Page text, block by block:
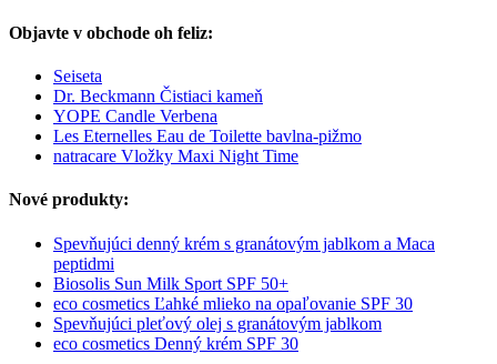
Objavte v obchode oh feliz:
Seiseta
Dr. Beckmann Čistiaci kameň
YOPE Candle Verbena
Les Eternelles Eau de Toilette bavlna-pižmo
natracare Vložky Maxi Night Time
Nové produkty:
Spevňujúci denný krém s granátovým jablkom a Maca
peptidmi
Biosolis Sun Milk Sport SPF 50+
eco cosmetics Ľahké mlieko na opaľovanie SPF 30
Spevňujúci pleťový olej s granátovým jablkom
eco cosmetics Denný krém SPF 30